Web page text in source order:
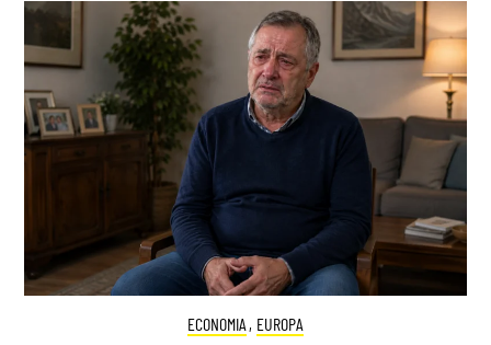
ECONOMIA , EUROPA